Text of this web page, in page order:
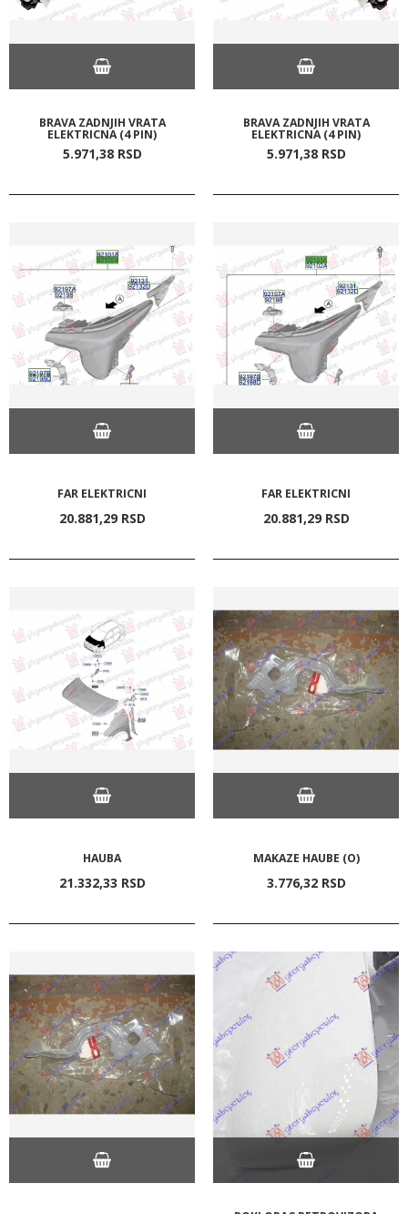
BRAVA ZADNJIH VRATA
ELEKTRICNA (4 PIN)
5.971,38 RSD
BRAVA ZADNJIH VRATA
ELEKTRICNA (4 PIN)
5.971,38 RSD
FAR ELEKTRICNI
20.881,29 RSD
FAR ELEKTRICNI
20.881,29 RSD
HAUBA
21.332,33 RSD
MAKAZE HAUBE (O)
3.776,32 RSD